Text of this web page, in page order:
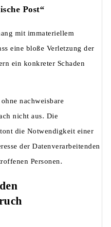
Post“
mit immateriellem
eine bloße Verletzung der
ein konkreter Schaden
nachweisbare
nicht aus. Die
die Notwendigkeit einer
der Datenverarbeitenden
Personen.